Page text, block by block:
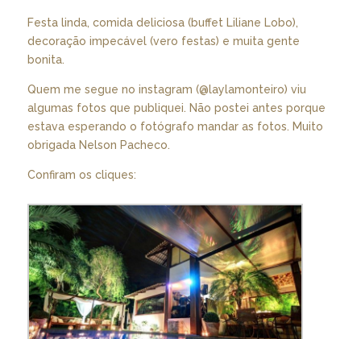
Festa linda, comida deliciosa (buffet Liliane Lobo),
decoração impecável (vero festas) e muita gente
bonita.
Quem me segue no instagram (@laylamonteiro) viu
algumas fotos que publiquei. Não postei antes porque
estava esperando o fotógrafo mandar as fotos. Muito
obrigada Nelson Pacheco.
Confiram os cliques: